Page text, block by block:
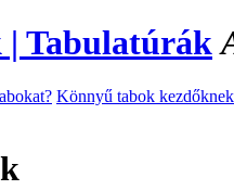
Könnyű tabok kezdőknek